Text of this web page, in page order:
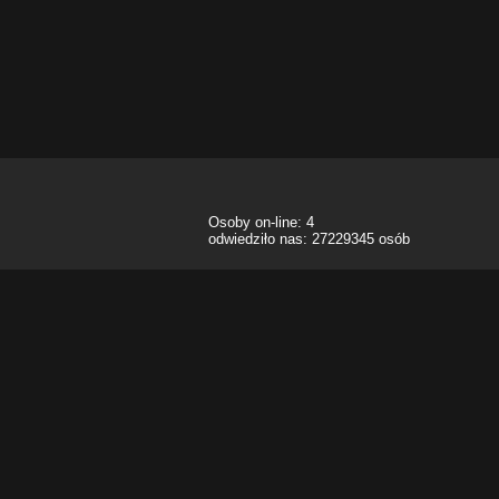
Osoby on-line: 4
odwiedziło nas: 27229345 osób